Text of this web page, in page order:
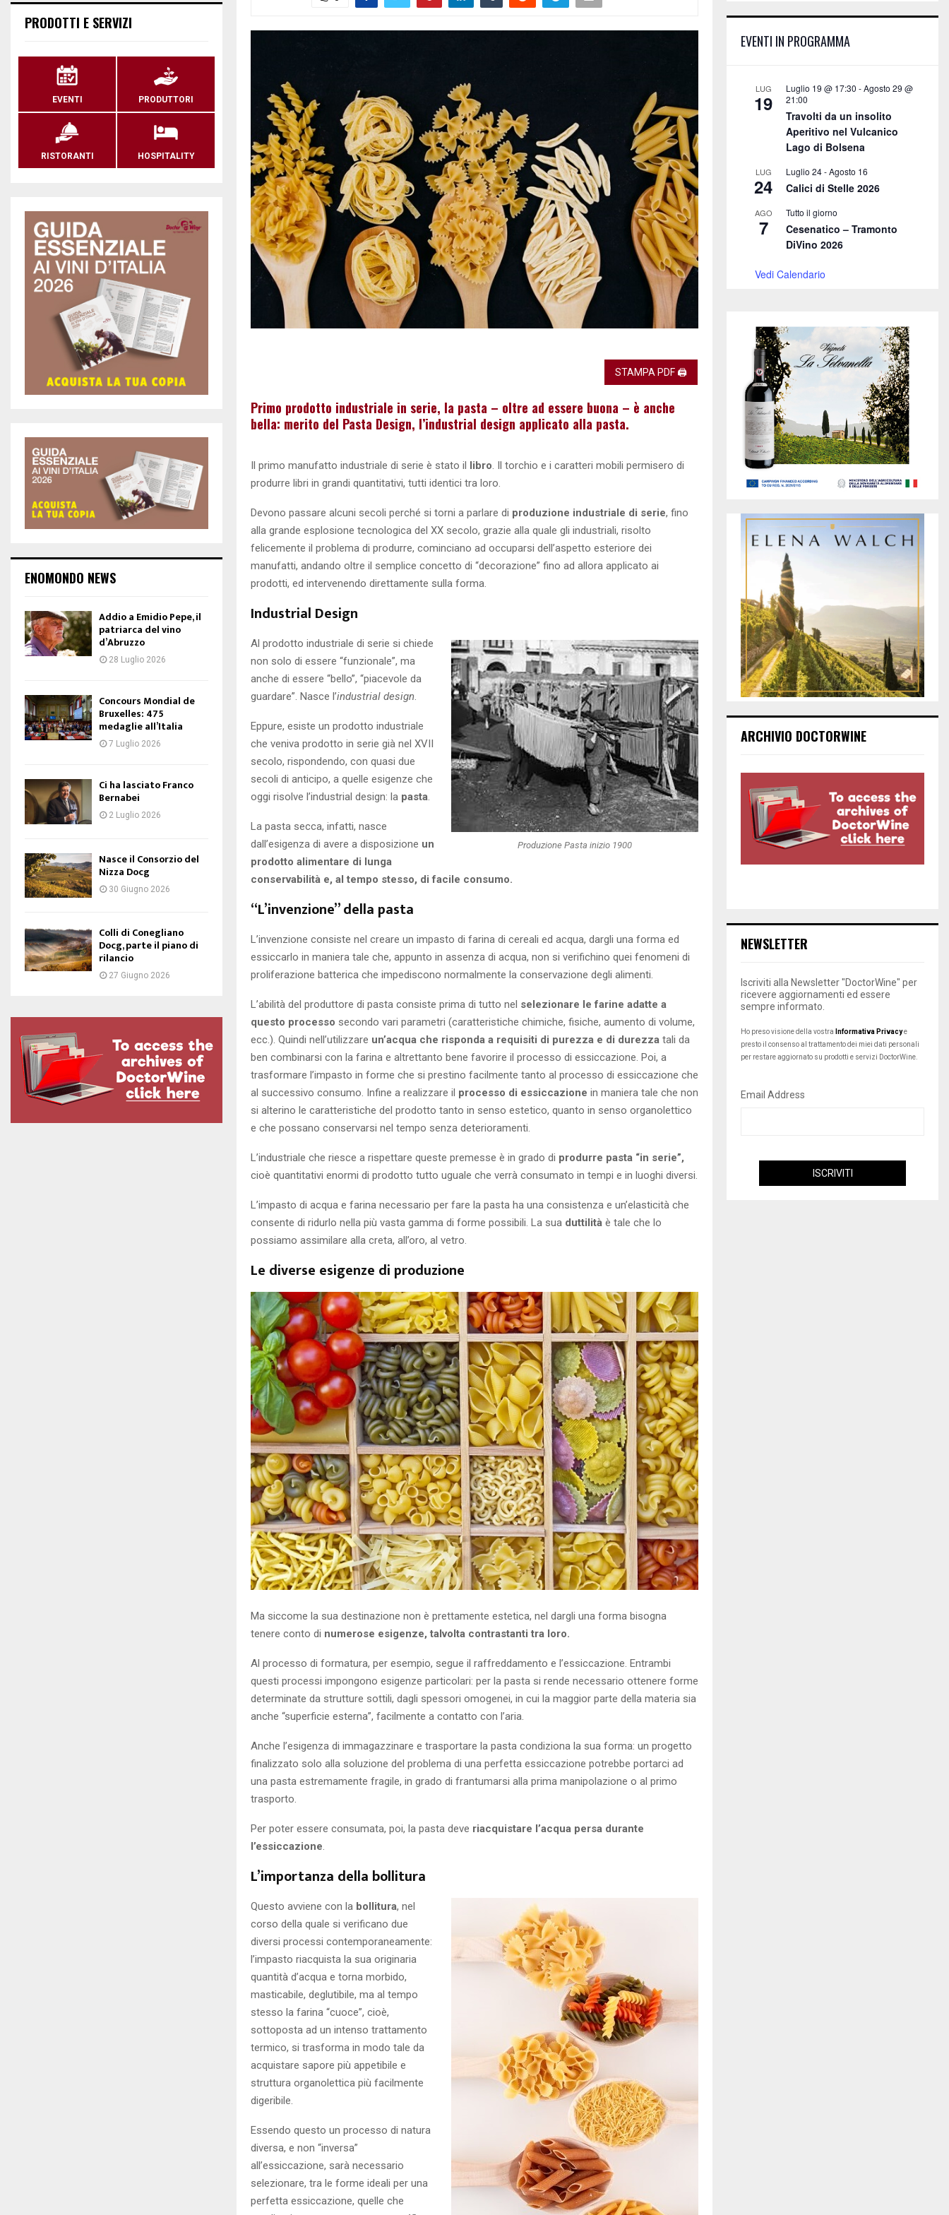
STAMPA PDF 🖨
Primo prodotto industriale in serie, la pasta – oltre ad essere buona – è anche
bella: merito del Pasta Design, l’industrial design applicato alla pasta.
Il primo manufatto industriale di serie è stato il libro . Il torchio e i caratteri mobili permisero di
produrre libri in grandi quantitativi, tutti identici tra loro.
Devono passare alcuni secoli perché si torni a parlare di produzione industriale di serie, fino
alla grande esplosione tecnologica del XX secolo, grazie alla quale gli industriali, risolto
felicemente il problema di produrre, cominciano ad occuparsi dell’aspetto esteriore dei
manufatti, andando oltre il semplice concetto di “decorazione” fino ad allora applicato ai
prodotti, ed intervenendo direttamente sulla forma.
Industrial Design
Produzione Pasta inizio 1900
Al prodotto industriale di serie si chiede
non solo di essere “funzionale”, ma
anche di essere “bello”, “piacevole da
guardare”. Nasce l’industrial design
Eppure, esiste un prodotto industriale
che veniva prodotto in serie già nel XVII
secolo, rispondendo, con quasi due
secoli di anticipo, a quelle esigenze che
oggi risolve l’industrial design: la pasta
La pasta secca, infatti, nasce
dall’esigenza di avere a disposizione un
prodotto alimentare di lunga
conservabilità e, al tempo stesso, di facile consumo.
“L’invenzione” della pasta
L’invenzione consiste nel creare un impasto di farina di cereali ed acqua, dargli una forma ed
essiccarlo in maniera tale che, appunto in assenza di acqua, non si verifichino quei fenomeni di
proliferazione batterica che impediscono normalmente la conservazione degli alimenti.
L’abilità del produttore di pasta consiste prima di tutto nel selezionare le farine adatte a
questo processo secondo vari parametri (caratteristiche chimiche, fisiche, aumento di volume,
ecc.). Quindi nell’utilizzare un’acqua che risponda a requisiti di purezza e di durezza tali da
ben combinarsi con la farina e altrettanto bene favorire il processo di essiccazione. Poi, a
trasformare l’impasto in forme che si prestino facilmente tanto al processo di essiccazione che
al successivo consumo. Infine a realizzare il processo di essiccazione in maniera tale che non
si alterino le caratteristiche del prodotto tanto in senso estetico, quanto in senso organolettico
e che possano conservarsi nel tempo senza deterioramenti.
L’industriale che riesce a rispettare queste premesse è in grado di produrre pasta “in serie”,
cioè quantitativi enormi di prodotto tutto uguale che verrà consumato in tempi e in luoghi diversi.
L’impasto di acqua e farina necessario per fare la pasta ha una consistenza e un’elasticità che
consente di ridurlo nella più vasta gamma di forme possibili. La sua duttilità è tale che lo
possiamo assimilare alla creta, all’oro, al vetro.
Le diverse esigenze di produzione
Ma siccome la sua destinazione non è prettamente estetica, nel dargli una forma bisogna
tenere conto di numerose esigenze, talvolta contrastanti tra loro.
Al processo di formatura, per esempio, segue il raffreddamento e l’essiccazione. Entrambi
questi processi impongono esigenze particolari: per la pasta si rende necessario ottenere forme
determinate da strutture sottili, dagli spessori omogenei, in cui la maggior parte della materia sia
anche “superficie esterna”, facilmente a contatto con l’aria.
Anche l’esigenza di immagazzinare e trasportare la pasta condiziona la sua forma: un progetto
finalizzato solo alla soluzione del problema di una perfetta essiccazione potrebbe portarci ad
una pasta estremamente fragile, in grado di frantumarsi alla prima manipolazione o al primo
trasporto.
Per poter essere consumata, poi, la pasta deve riacquistare l’acqua persa durante
l’essiccazione.
L’importanza della bollitura
Questo avviene con la bollitura, nel
corso della quale si verificano due
diversi processi contemporaneamente:
l’impasto riacquista la sua originaria
quantità d’acqua e torna morbido,
masticabile, deglutibile, ma al tempo
stesso la farina “cuoce”, cioè,
sottoposta ad un intenso trattamento
termico, si trasforma in modo tale da
acquistare sapore più appetibile e
struttura organolettica più facilmente
digeribile.
Essendo questo un processo di natura
diversa, e non “inversa”
all’essiccazione, sarà necessario
selezionare, tra le forme ideali per una
perfetta essiccazione, quelle che
PRODOTTI E SERVIZI
EVENTI PRODUTTORI
RISTORANTI HOSPITALITY
ENOMONDO NEWS
Addio a Emidio Pepe, il
patriarca del vino
d’Abruzzo
28 Luglio 2026
Concours Mondial de
Bruxelles: 475
medaglie all’Italia
7 Luglio 2026
Ci ha lasciato Franco
Bernabei
2 Luglio 2026
Nasce il Consorzio del
Nizza Docg
30 Giugno 2026
Colli di Conegliano
Docg, parte il piano di
rilancio
27 Giugno 2026
o
C
EVENTI IN PROGRAMMA
LUG
19
Luglio 19 @ 17:30 -Agosto 29 @
21:00
Travolti da un insolito
Aperitivo nel Vulcanico
Lago di Bolsena
LUG
24
Luglio 24-Agosto 16
Calici di Stelle 2026
AGO
7
Tutto il giorno
Cesenatico – Tramonto
DiVino 2026
Vedi Calendario
ARCHIVIO DOCTORWINE
NEWSLETTER
Iscriviti alla Newsletter "DoctorWine" per
ricevere aggiornamenti ed essere
sempre informato.
Ho preso visione della vostra Informativa Privacye
presto il consenso al trattamento dei miei dati personali
per restare aggiornato su prodotti e servizi DoctorWine.
Email Address